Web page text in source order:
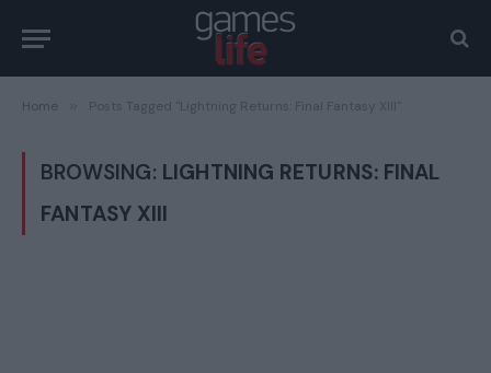
Home Posts Tagged "Lightning Returns: Final Fantasy XIII"
BROWSING: LIGHTNING RETURNS: FINAL
FANTASY XIII